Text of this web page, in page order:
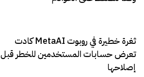
ثغرة خطيرة في روبوت MetaAI كادت
تعرض حسابات المستخدمين للخطر قبل
إصلاحها